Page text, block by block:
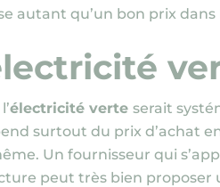
autant qu’un bon prix dans
électricité verte serait
surtout du prix d’achat
Un fournisseur qui
peut très bien proposer